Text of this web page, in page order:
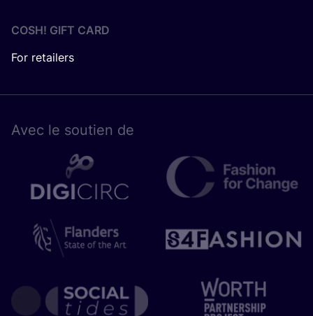
COSH! GIFT CARD
For retailers
Avec le sou­tien de